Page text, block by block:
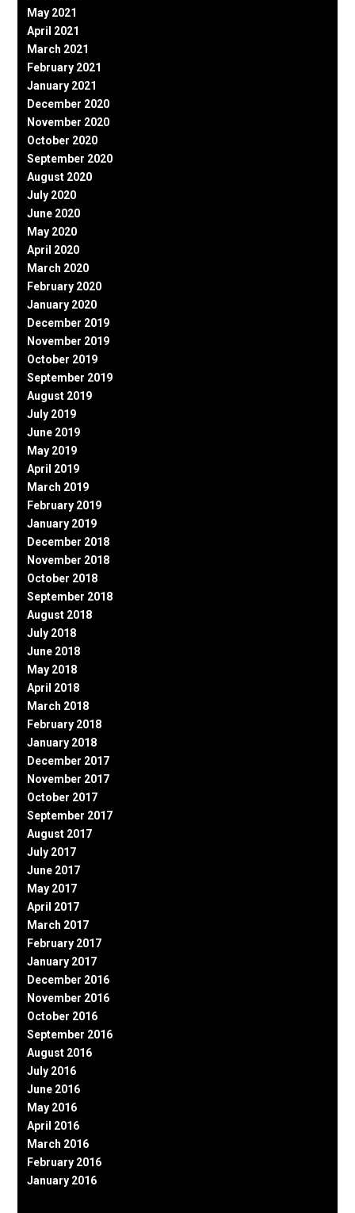
May 2021
April 2021
March 2021
February 2021
January 2021
December 2020
November 2020
October 2020
September 2020
August 2020
July 2020
June 2020
May 2020
April 2020
March 2020
February 2020
January 2020
December 2019
November 2019
October 2019
September 2019
August 2019
July 2019
June 2019
May 2019
April 2019
March 2019
February 2019
January 2019
December 2018
November 2018
October 2018
September 2018
August 2018
July 2018
June 2018
May 2018
April 2018
March 2018
February 2018
January 2018
December 2017
November 2017
October 2017
September 2017
August 2017
July 2017
June 2017
May 2017
April 2017
March 2017
February 2017
January 2017
December 2016
November 2016
October 2016
September 2016
August 2016
July 2016
June 2016
May 2016
April 2016
March 2016
February 2016
January 2016